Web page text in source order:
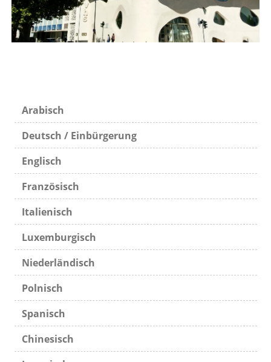
Arabisch
Deutsch / Einbürgerung
Englisch
Französisch
Italienisch
Luxemburgisch
Niederländisch
Polnisch
Spanisch
Chinesisch